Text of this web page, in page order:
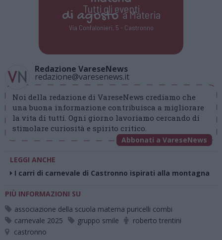
Tutti gli eventi
di agostoa Materia
Via Confalonieri, 5 - Castronno
Redazione VareseNews
redazione@varesenews.it
Noi della redazione di VareseNews crediamo che
una buona informazione contribuisca a migliorare
la vita di tutti. Ogni giorno lavoriamo cercando di
stimolare curiosità e spirito critico.
Abbonati a VareseNews
LEGGI ANCHE
I carri di carnevale di Castronno ispirati alla montagna
PIÙ INFORMAZIONI SU
associazione della scuola materna puricelli combi
carnevale 2025
gruppo smile
roberto trentini
castronno